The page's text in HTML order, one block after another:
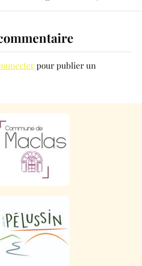
pour publier un